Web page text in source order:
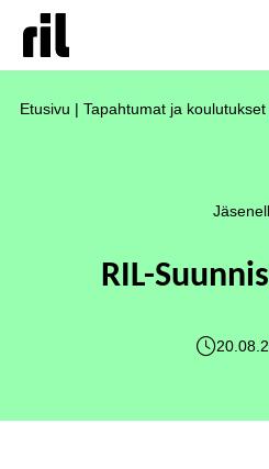
Etusivu | Tapahtumat ja koulutukset
RIL-